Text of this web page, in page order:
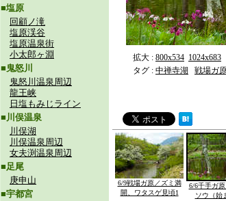
■塩原
回顧ノ滝
塩原渓谷
塩原温泉街
小太郎ヶ淵
■鬼怒川
鬼怒川温泉周辺
龍王峡
日塩もみじライン
■川俣温泉
川俣湖
川俣温泉周辺
女夫渕温泉周辺
■足尾
庚申山
■宇都宮
拡大 : 800x534 1024x683
タグ : 中禅寺湖 戦場ガ
6/9戦場ガ原／ズミ満
開、ワタスゲ見頃1
6/6千手ガ
ソウ（始